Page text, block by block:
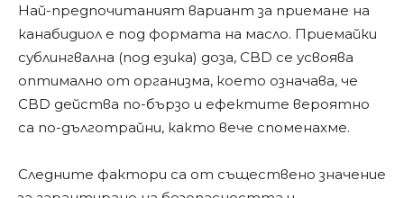
Най-предпочитаният вариант за приемане на
канабидиол е под формата на масло. Приемайки
сублингвална (под езика) доза, CBD се усвоява
оптимално от организма, което означава, че
CBD действа по-бързо и ефектите вероятно
са по-дълготрайни, както вече споменахме.
Следните фактори са от съществено значение